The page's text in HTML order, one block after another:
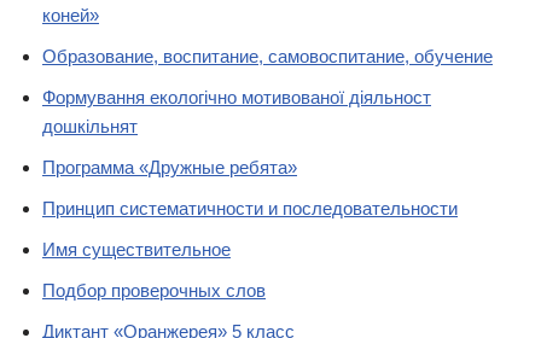
коней»
Образование, воспитание, самовоспитание, обучение
Формування екологічно мотивованої діяльност
дошкільнят
Программа «Дружные ребята»
Принцип систематичности и последовательности
Имя существительное
Подбор проверочных слов
Диктант «Оранжерея» 5 класс